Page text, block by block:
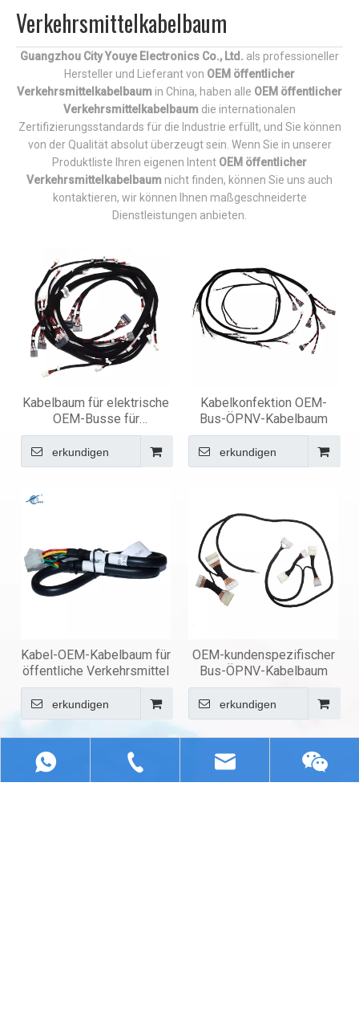
Verkehrsmittelkabelbaum
Guangzhou City Youye Electronics Co., Ltd. als professioneller
Hersteller und Lieferant von OEM öffentlicher
Verkehrsmittelkabelbaum in China, haben alle OEM öffentlicher
Verkehrsmittelkabelbaum die internationalen
Zertifizierungsstandards für die Industrie erfüllt, und Sie können
von der Qualität absolut überzeugt sein. Wenn Sie in unserer
Produktliste Ihren eigenen Intent OEM öffentlicher
Verkehrsmittelkabelbaum nicht finden, können Sie uns auch
kontaktieren, wir können Ihnen maßgeschneiderte
Dienstleistungen anbieten.
Kabelbaum für elektrische
OEM-Busse für
öffentliche Verkehrsmittel
erkundigen
Kabelkonfektion OEM-
Bus-ÖPNV-Kabelbaum
erkundigen
Kabel-OEM-Kabelbaum für
öffentliche Verkehrsmittel
erkundigen
OEM-kundenspezifischer
Bus-ÖPNV-Kabelbaum
erkundigen